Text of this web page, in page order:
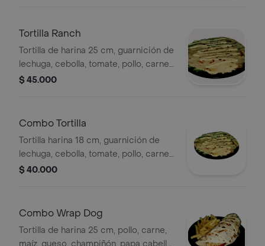
Tortilla Ranch
Tortilla de harina 25 cm, guarnición de
lechuga, cebolla, tomate, pollo, carne,
maíz ,queso, champiñón, tocineta
bebida a elegir.
$ 45.000
Combo Tortilla
Tortilla harina 18 cm, guarnición de
lechuga, cebolla, tomate, pollo, carne,
maíz ,queso, champiñón, acompañado
$ 40.000
Combo Wrap Dog
Tortilla de harina 25 cm, pollo, carne,